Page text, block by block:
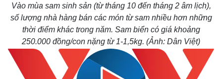
Vào mùa sam sinh sản (từ tháng 10 đến tháng 2 âm lịch),
số lượng nhà hàng bán các món từ sam nhiều hơn những
thời điểm khác trong năm. Sam biển có giá khoảng
250.000 đồng/con nặng từ 1-1,5kg. (Ảnh: Dân Việt)